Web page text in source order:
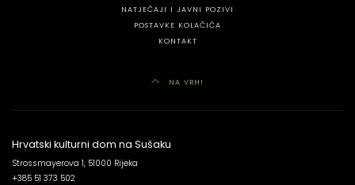
NATJEČAJI I JAVNI POZIVI
POSTAVKE KOLAČIĆA
KONTAKT
NA VRH!
Hrvatski kulturni dom na Sušaku
Strossmayerova 1, 51000 Rijeka
+385 51 373 502